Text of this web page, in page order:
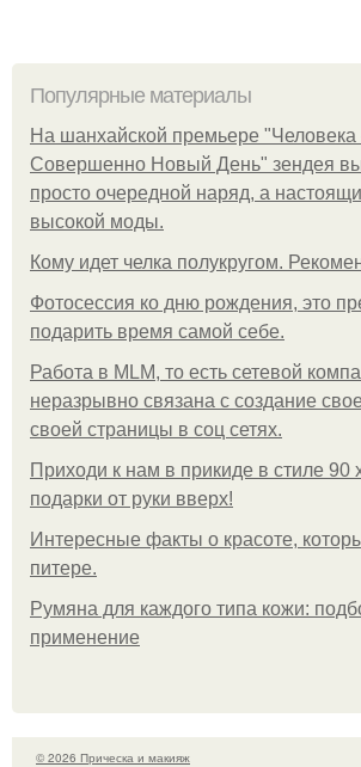
Популярные материалы
На шанхайской премьере "Человека
Совершенно Новый День" зендея
просто очередной наряд, а
высокой моды.
Кому идет челка полукругом.
Фотосессия ко дню рождения, это
подарить время самой себе.
Работа в MLM, то есть сетевой
неразрывно связана с создание
своей страницы в соц сетях.
Приходи к нам в прикиде в стиле 90
подарки от руки вверх!
Интересные факты о красоте,
питере.
Румяна для каждого типа кожи:
применение
© 2026 Прическа и макияж